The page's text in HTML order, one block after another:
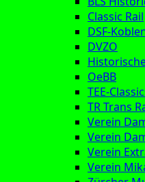
Classic Rail
DSF-
DVZO
OeBB
TEE-
TR Trans
Verein
Verein
Verein
Verein